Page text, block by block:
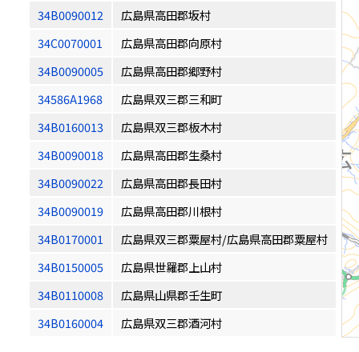
34B0090012
広島県高田郡坂村
34C0070001
広島県高田郡向原村
34B0090005
広島県高田郡郷野村
34586A1968
広島県双三郡三和町
34B0160013
広島県双三郡板木村
34B0090018
広島県高田郡生桑村
34B0090022
広島県高田郡長田村
34B0090019
広島県高田郡川根村
34B0170001
広島県双三郡粟屋村/広島県高田郡粟屋村
34B0150005
広島県世羅郡上山村
34B0110008
広島県山県郡壬生町
34B0160004
広島県双三郡酒河村